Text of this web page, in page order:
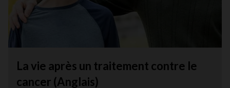
La vie après un traitement contre le
cancer (Anglais)